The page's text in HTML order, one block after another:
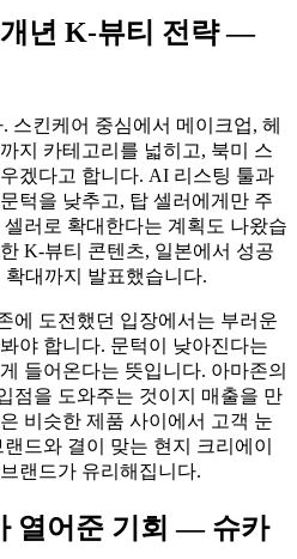
년 K-뷰티 전략 —
스킨케어 중심에서 메이크업, 헤
지 카테고리를 넓히고, 북미 스
겠다고 합니다. AI 리스팅 툴과
턱을 낮추고, 탑 셀러에게만 주
러로 확대한다는 계획도 나왔습
K-뷰티 콘텐츠, 일본에서 성공
확대까지 발표했습니다.
에 도전했던 입장에서는 부러운
야 합니다. 문턱이 낮아진다는
들어온다는 뜻입니다. 아마존의
점을 도와주는 것이지 매출을 만
비슷한 제품 사이에서 고객 눈
드와 결이 맞는 현지 크리에이
랜드가 유리해집니다.
열어준 기회 — 슈카